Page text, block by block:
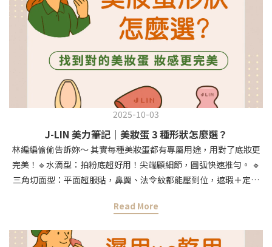
一層→照燈→再上一層→照燈 寧願分三層薄上，也不要一次糊成一
坨🙅‍♀️ ✨Step4：日常小保養 擦指緣油、護手霜、避免硬撬 這些小
習慣，真的能讓你美甲撐更久💖🎀林編編總結： 乾淨基底＋薄塗分
層＋日常保養＝光療持久美美不掉色！ 💖想偷懶又要美？ 推薦你
們林編編最愛的指甲油 一擦就亮、不用封層，新手也能零失手✨ 👉
https://jlin.beauty/cXi5e
2025-10-03
J-LIN 美力筆記｜美妝蛋 3 種形狀怎麼選？
林編編偷偷告訴妳～ 其實每種美妝蛋都有專屬用途，用對了底妝更
完美！🔹水滴型：拍粉底超好用！尖端顧細節，圓弧快速推勻。 🔹
三角切面型：平面超服貼，鼻翼、法令紋都能壓到位，遮瑕＋定妝
新手也能輕鬆駕馭。✨小提醒：乾用＝霧面服貼，濕用＝光澤自然透
👉https://jlin.beauty/Qtq4H那妳呢？ 你最愛用哪一款美妝蛋？留
Read More